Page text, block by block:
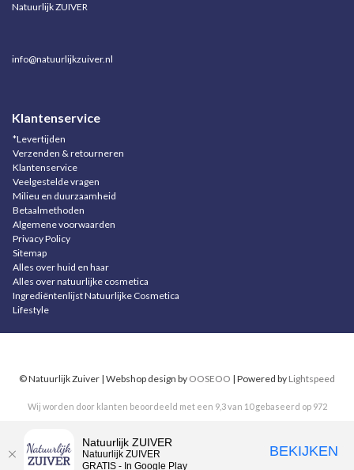
Natuurlijk ZUIVER
info@natuurlijkzuiver.nl
Klantenservice
*Levertijden
Verzenden & retourneren
Klantenservice
Veelgestelde vragen
Milieu en duurzaamheid
Betaalmethoden
Algemene voorwaarden
Privacy Policy
Sitemap
Alles over huid en haar
Alles over natuurlijke cosmetica
Ingrediëntenlijst Natuurlijke Cosmetica
Lifestyle
© Natuurlijk Zuiver | Webshop design by OOSEOO | Powered by Lightspeed
Wij worden door klanten beoordeeld met een 9,3van 10gebaseerd op 972
Natuurlijk ZUIVER
Natuurlijk ZUIVER
GRATIS - In Google Play
BEKIJKEN